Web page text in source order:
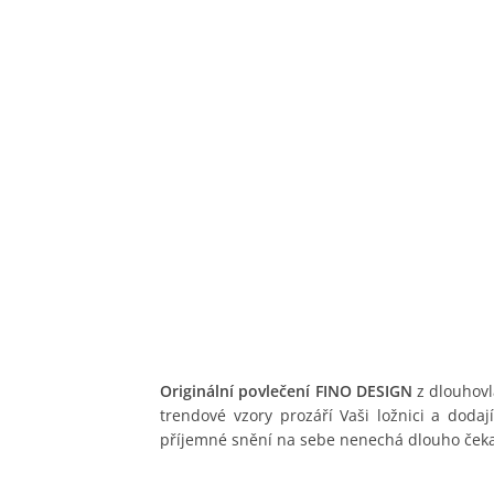
Originální povlečení FINO DESIGN z
trendové vzory prozáří Vaši ložnici a
příjemné snění na sebe nenechá dlouho